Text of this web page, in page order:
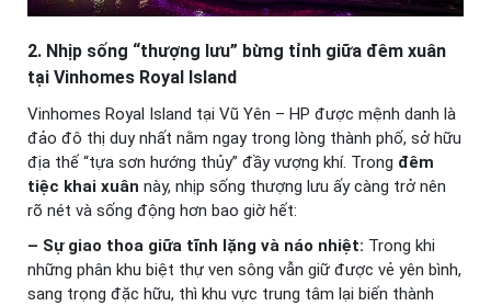
2. Nhịp sống “thượng lưu” bừng tỉnh giữa đêm xuân
tại Vinhomes Royal Island
Vinhomes Royal Island tại Vũ Yên – HP được mệnh danh là
đảo đô thị duy nhất nằm ngay trong lòng thành phố, sở hữu
địa thế “tựa sơn hướng thủy” đầy vượng khí. Trong đêm
tiệc khai xuân này, nhịp sống thượng lưu ấy càng trở nên
rõ nét và sống động hơn bao giờ hết:
– Sự giao thoa giữa tĩnh lặng và náo nhiệt: Trong khi
những phân khu biệt thự ven sông vẫn giữ được vẻ yên bình,
sang trọng đặc hữu, thì khu vực trung tâm lại biến thành